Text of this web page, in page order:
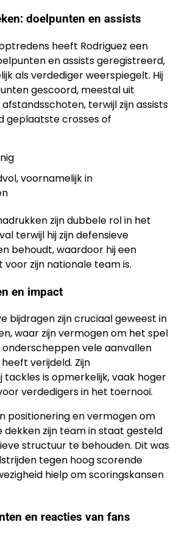
doelpunten en assists
heeft Rodriguez een
en assists geregistreerd,
als verdediger weerspiegelt. Hij
gescoord, meestal uit
terwijl zijn assists
geplaatste crosses of
voornamelijk in
zijn dubbele rol in het
terwijl hij zijn defensieve
behoudt, waardoor hij een
zijn nationale team is.
en impact
bijdragen zijn cruciaal geweest in
waar zijn vermogen om het spel
vele aanvallen
verijdeld. Zijn
is opmerkelijk, vaak hoger
verdedigers in het toernooi.
positionering en vermogen om
zijn team in staat gesteld
structuur te behouden. Dit was
tegen hoog scorende
hielp om scoringskansen
en reacties van fans